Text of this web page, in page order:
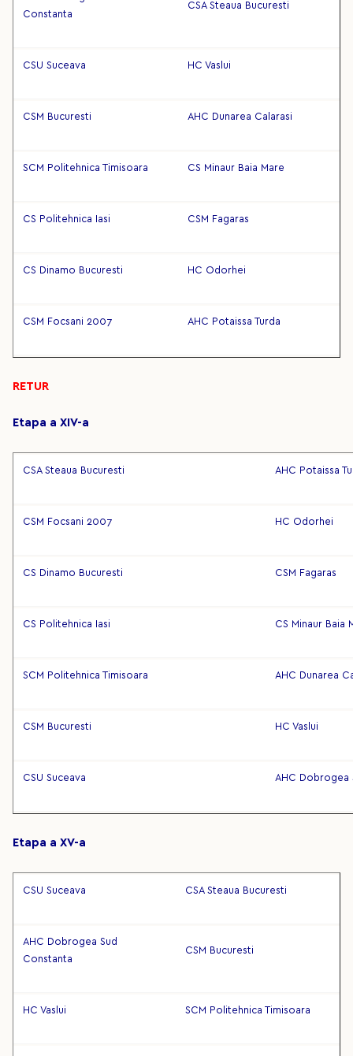
Constanta
CSA Steaua Bucuresti
CSU Suceava HC Vaslui
CSM Bucuresti AHC Dunarea Calarasi
SCM Politehnica Timisoara CS Minaur Baia Mare
CS Politehnica Iasi CSM Fagaras
CS Dinamo Bucuresti HC Odorhei
CSM Focsani 2007 AHC Potaissa Turda
RETUR
Etapa a XIV-a
CSA Steaua Bucuresti AHC Potaissa
CSM Focsani 2007 HC Odorhei
CS Dinamo Bucuresti CSM Fagaras
CS Politehnica Iasi CS Minaur Baia
SCM Politehnica Timisoara AHC Dunarea
CSM Bucuresti HC Vaslui
CSU Suceava AHC Dobrogea
Etapa a XV-a
CSU Suceava CSA Steaua Bucuresti
AHC Dobrogea Sud
Constanta
CSM Bucuresti
HC Vaslui SCM Politehnica Timisoara